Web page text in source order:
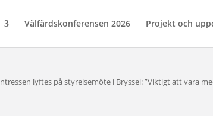
Välfärdskonferensen 2026 Projekt och
lyftes på styrelsemöte i Bryssel: ”Viktigt att vara